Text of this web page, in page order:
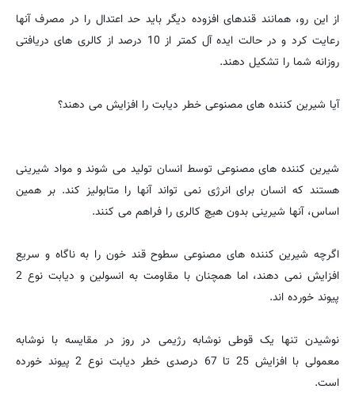
از این رو، همانند قندهای افزوده دیگر باید حد اعتدال را در مصرف آنها
رعایت کرد و در حالت ایده آل کمتر از 10 درصد از کالری های دریافتی
روزانه شما را تشکیل دهند.
آیا شیرین کننده های مصنوعی خطر دیابت را افزایش می دهند؟
شیرین کننده های مصنوعی توسط انسان تولید می شوند و مواد شیرینی
هستند که انسان برای انرژی نمی تواند آنها را متابولیز کند. بر همین
اساس، آنها شیرینی بدون هیچ کالری را فراهم می کنند.
اگرچه شیرین کننده های مصنوعی سطوح قند خون را به ناگاه و سریع
افزایش نمی دهند، اما همچنان با مقاومت به انسولین و دیابت نوع 2
پیوند خورده اند.
نوشیدن تنها یک قوطی نوشابه رژیمی در روز در مقایسه با نوشابه
معمولی با افزایش 25 تا 67 درصدی خطر دیابت نوع 2 پیوند خورده
است.